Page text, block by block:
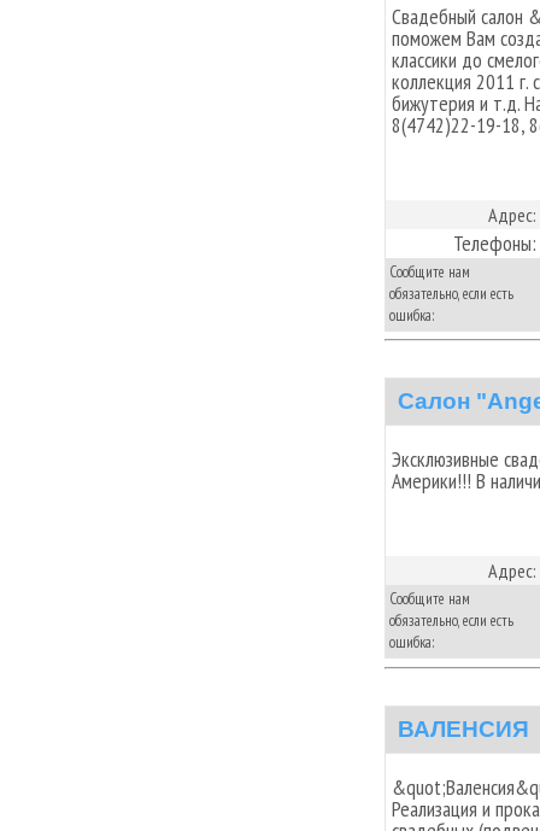
Свадебный салон
поможем Вам
классики до
коллекция 2011 г.
бижутерия и т.д.
8(4742)22-19-18,
Адрес:
Телефоны:
Сообщите нам
обязательно, если есть
ошибка:
Салон
Эксклюзивные
Америки!!! В
Адрес:
Сообщите нам
обязательно, если есть
ошибка:
ВАЛЕНСИЯ
Реализация и